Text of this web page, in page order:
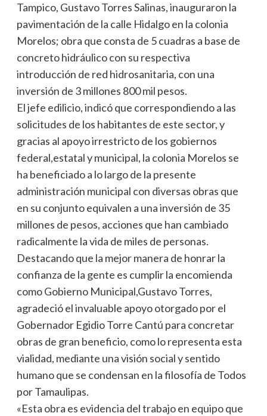
Tampico, Gustavo Torres Salinas, inauguraron la
pavimentación de la calle Hidalgo en la colonia
Morelos; obra que consta de 5 cuadras a base de
concreto hidráulico con su respectiva
introducción de red hidrosanitaria, con una
inversión de 3 millones 800 mil pesos.
El jefe edilicio, indicó que correspondiendo a las
solicitudes de los habitantes de este sector, y
gracias al apoyo irrestricto de los gobiernos
federal,estatal y municipal, la colonia Morelos se
ha beneficiado a lo largo de la presente
administración municipal con diversas obras que
en su conjunto equivalen a una inversión de 35
millones de pesos, acciones que han cambiado
radicalmente la vida de miles de personas.
Destacando que la mejor manera de honrar la
confianza de la gente es cumplir la encomienda
como Gobierno Municipal,Gustavo Torres,
agradeció el invaluable apoyo otorgado por el
Gobernador Egidio Torre Cantú para concretar
obras de gran beneficio, como lo representa esta
vialidad, mediante una visión social y sentido
humano que se condensan en la filosofía de Todos
por Tamaulipas.
«Esta obra es evidencia del trabajo en equipo que